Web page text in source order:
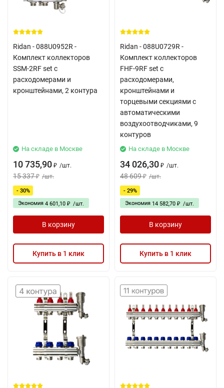
Ridan - 088U0952R -
Комплект коллекторов
SSM-2RF set с
расходомерами и
кронштейнами, 2 контура
На складе в Москве
10 735,90 ₽ /шт.
15 337 ₽ /шт.
- 30%
Экономия 4 601,10 ₽ /шт.
В корзину
Купить в 1 клик
Ridan - 088U0729R -
Комплект коллекторов
FHF-9RF set с
расходомерами,
кронштейнами и
торцевыми секциями с
автоматическими
воздухоотводчиками, 9
контуров
На складе в Москве
34 026,30 ₽ /шт.
48 609 ₽ /шт.
- 29%
Экономия 14 582,70 ₽ /шт.
В корзину
Купить в 1 клик